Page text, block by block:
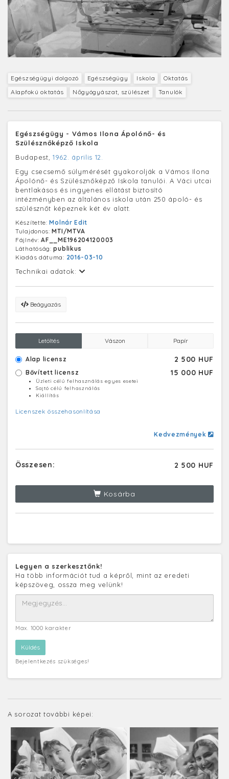
Egészségügyi dolgozó Egészségügy Iskola
Oktatás
Alapfokú oktatás
Nőgyógyászat, szülészet Tanulók
Egészségügy - Vámos Ilona Ápolónő- és
Szülésznőképző Iskola
Budapest, 1962. április 12.
Egy csecsemő súlymérését gyakorolják a Vámos Ilona
Ápolónő- és Szülésznőképző Iskola tanulói. A Váci utcai
bentlakásos és ingyenes ellátást biztosító
intézményben az általános iskola után 250 ápoló- és
szülésznőt képeznek két év alatt.
Készítette:Molnár Edit
Tulajdonos:MTI/MTVA
Fájlnév:AF__ME196204120003
Láthatóság:publikus
Kiadás dátuma: 2016-03-10
Technikai adatok:
Beágyazás
Letöltés Vászon Papír
Alap licensz 2 500 HUF
Bővített licensz 15 000 HUF
Üzleti célú felhasználás egyes esetei
Sajtó célú felhasználás
Kiállítás
Licenszek összehasonlítása
Kedvezmények
Összesen: 2 500 HUF
Kosárba
Legyen a szerkesztőnk!
Ha több információt tud a képről, mint az eredeti
képszöveg, ossza meg velünk!
Max. 1000 karakter
Bejelentkezés szükséges!
A sorozat további képei: